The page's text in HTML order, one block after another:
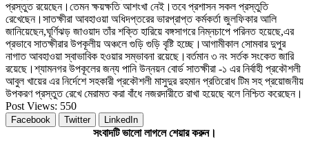
প্রস্তুত রয়েছেন।তেমন ক্ষয়ক্ষতি আশংখা নেই।তবে প্রশাসন সকল প্রস্তুতি
রেখেছেন।সাতক্ষীরা আবহাওয়া অধিদপ্তরের ভারপ্রাপ্ত কর্মকর্তা জুলফিকার আলি
জানিয়েছেন,ঘূর্ণিঝড় জাওয়াদ তাঁর শক্তি হারিয়ে বঙ্গসাগরে নিম্নচাপে পরিনত হয়েছে,এর
প্রভাবে সাতক্ষীরার উপকূলীয় অঞ্চলে গুড়ি গুড়ি বৃষ্টি হচ্ছে।আগামীকাল সোমবার দুপুর
নাগাত আবহাওয়া স্বাভাবিক হওয়ার সম্ভাবনা রয়েছে।বর্তমান ৩ নং সর্তক সংকেত জারি
রয়েছে।শ্যামনগর উপকূলের জন্য পানি উন্নয়ন বোর্ড সাতক্ষীরা -১ এর নির্বাহী প্রকৌশলী
আবুল খায়ের এর নির্দেশে সহকারী প্রকৌশলী মাসুদুর রহমান প্রতিরোধ টিম সহ প্রয়োজনীয়
উপকরণ প্রস্তুত রেখে মেরামত করা বাঁধে নজরদারীতে রাখা হয়েছে বলে নিশ্চিত করেছেন।
Post Views: 550
Facebook Twitter LinkedIn
সংবাদটি ভালো লাগলে শেয়ার করুন।